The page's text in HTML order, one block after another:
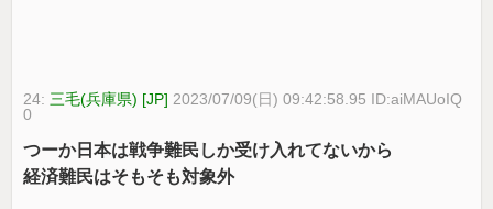
24: 三毛(兵庫県) [JP] 2023/07/09(日) 09:42:58.95 ID:aiMAUoIQ
0
つーか日本は戦争難民しか受け入れてないから
経済難民はそもそも対象外